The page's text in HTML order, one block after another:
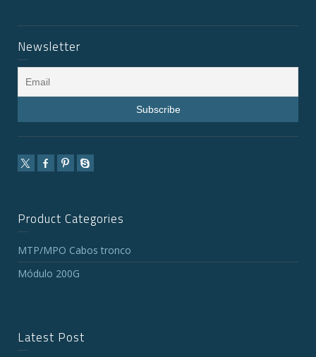
Newsletter
Product Categories
MTP/MPO Cabos tronco
Módulo 200G
Latest Post